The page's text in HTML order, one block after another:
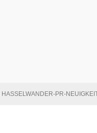
HASSELWANDER-PR-